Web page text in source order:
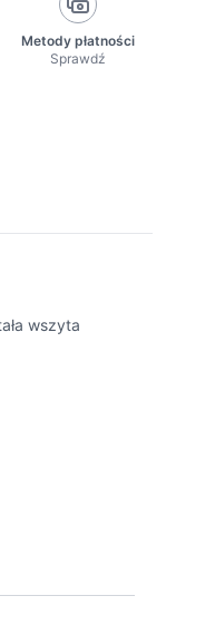
Metody płatności
Sprawdź
wszyta